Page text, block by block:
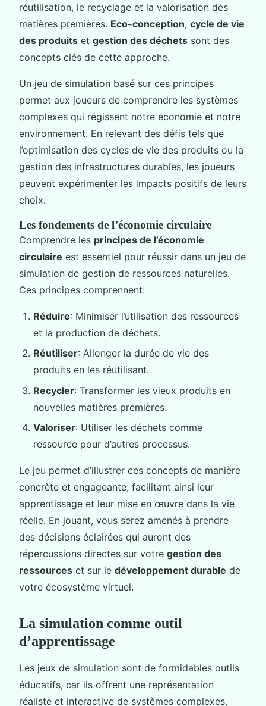
réutilisation, le recyclage et la valorisation des
matières premières. Eco-conception, cycle de vie
des produits et gestion des déchets sont des
concepts clés de cette approche.
Un jeu de simulation basé sur ces principes
permet aux joueurs de comprendre les systèmes
complexes qui régissent notre économie et notre
environnement. En relevant des défis tels que
l’optimisation des cycles de vie des produits ou la
gestion des infrastructures durables, les joueurs
peuvent expérimenter les impacts positifs de leurs
choix.
Les fondements de l’économie circulaire
Comprendre les principes de l’économie
circulaire est essentiel pour réussir dans un jeu de
simulation de gestion de ressources naturelles.
Ces principes comprennent:
Réduire: Minimiser l’utilisation des ressources
et la production de déchets.
Réutiliser: Allonger la durée de vie des
produits en les réutilisant.
Recycler: Transformer les vieux produits en
nouvelles matières premières.
Valoriser: Utiliser les déchets comme
ressource pour d’autres processus.
Le jeu permet d’illustrer ces concepts de manière
concrète et engageante, facilitant ainsi leur
apprentissage et leur mise en œuvre dans la vie
réelle. En jouant, vous serez amenés à prendre
des décisions éclairées qui auront des
répercussions directes sur votre gestion des
ressources et sur le développement durable de
votre écosystème virtuel.
La simulation comme outil
d’apprentissage
Les jeux de simulation sont de formidables outils
éducatifs, car ils offrent une représentation
réaliste et interactive de systèmes complexes.